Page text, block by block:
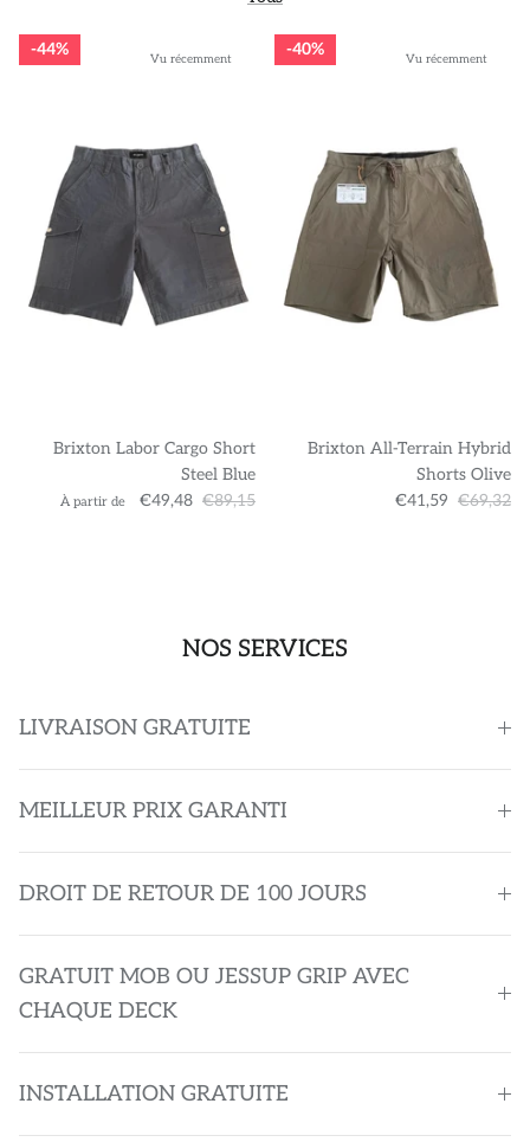
Vu récemment
44%
Brixton Labor Cargo Short
Steel Blue
À partir de €49,48 €89,15
Vu récemment
40%
Brixton All-Terrain Hybrid
Shorts Olive
€41,59 €69,32
NOS SERVICES
LIVRAISON GRATUITE
MEILLEUR PRIX GARANTI
DROIT DE RETOUR DE 100 JOURS
GRATUIT MOB OU JESSUP GRIP AVEC
CHAQUE DECK
INSTALLATION GRATUITE